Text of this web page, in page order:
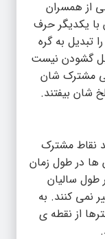
از همسران
با یکدیگر حرف
تبدیل به گره
گشودن نیست
مشترک شان
شان بیفتند.
نقاط مشترک
ها در طول زمان
طول سالیان
نمی کنند. به
از نقطه ی